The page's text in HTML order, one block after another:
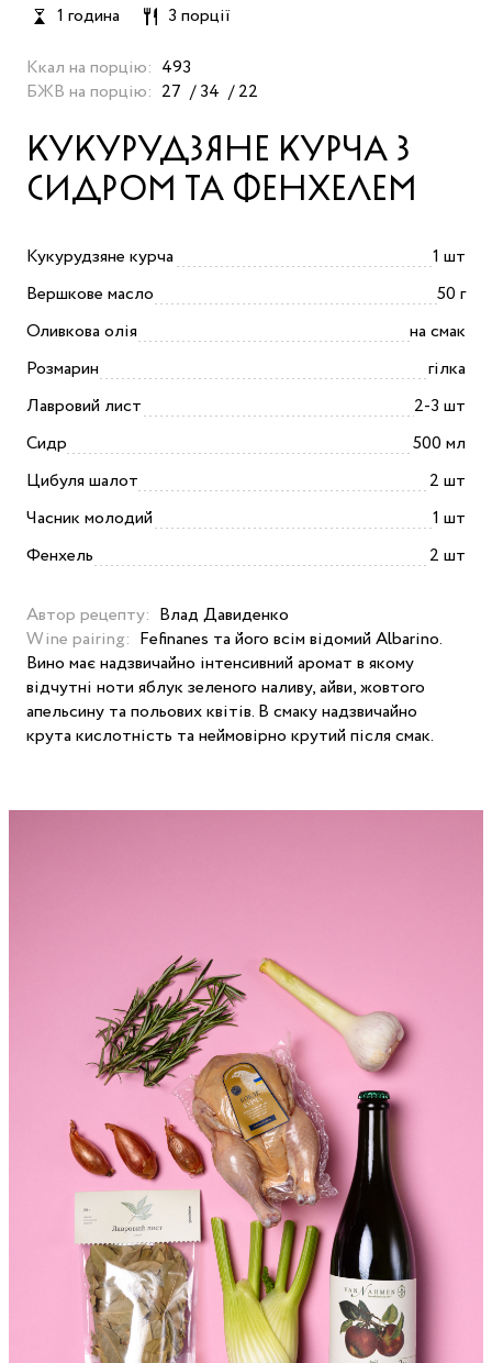
1 година 3 порції
Ккал на порцію: 493
БЖВ на порцію: 27 34 22
КУКУРУДЗЯНЕ КУРЧА З
СИДРОМ ТА ФЕНХЕЛЕМ
Кукурудзяне курча
1 шт
Вершкове масло
50 г
Оливкова олія
на смак
Розмарин
гілка
Лавровий лист
2-3 шт
Сидр
500 мл
Цибуля шалот
2 шт
Часник молодий
1 шт
Фенхель
2 шт
Автор рецепту: Влад Давиденко
Wine pairing: Fefinanes та його всім відомий Albarino.
Вино має надзвичайно інтенсивний аромат в якому
відчутні ноти яблук зеленого наливу, айви, жовтого
апельсину та польових квітів. В смаку надзвичайно
крута кислотність та неймовірно крутий після смак.